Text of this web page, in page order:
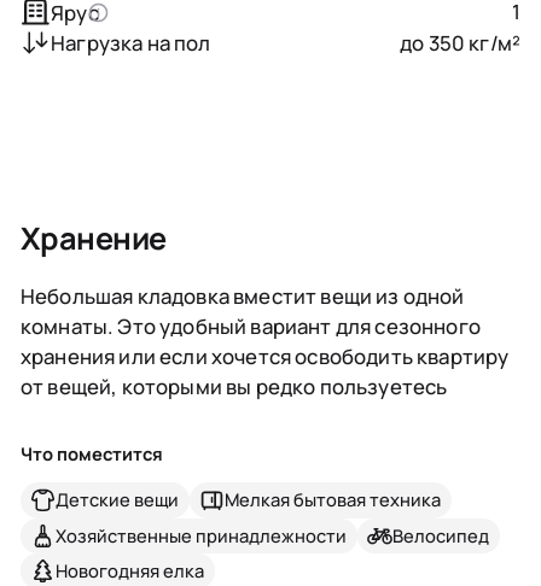
Ярус
1
Нагрузка на пол
до 350 кг/м²
Хранение
Небольшая кладовка вместит вещи из одной
комнаты. Это удобный вариант для сезонного
хранения или если хочется освободить квартиру
от вещей, которыми вы редко пользуетесь
Что поместится
Детские вещи
Мелкая бытовая техника
Хозяйственные принадлежности
Велосипед
Новогодняя елка